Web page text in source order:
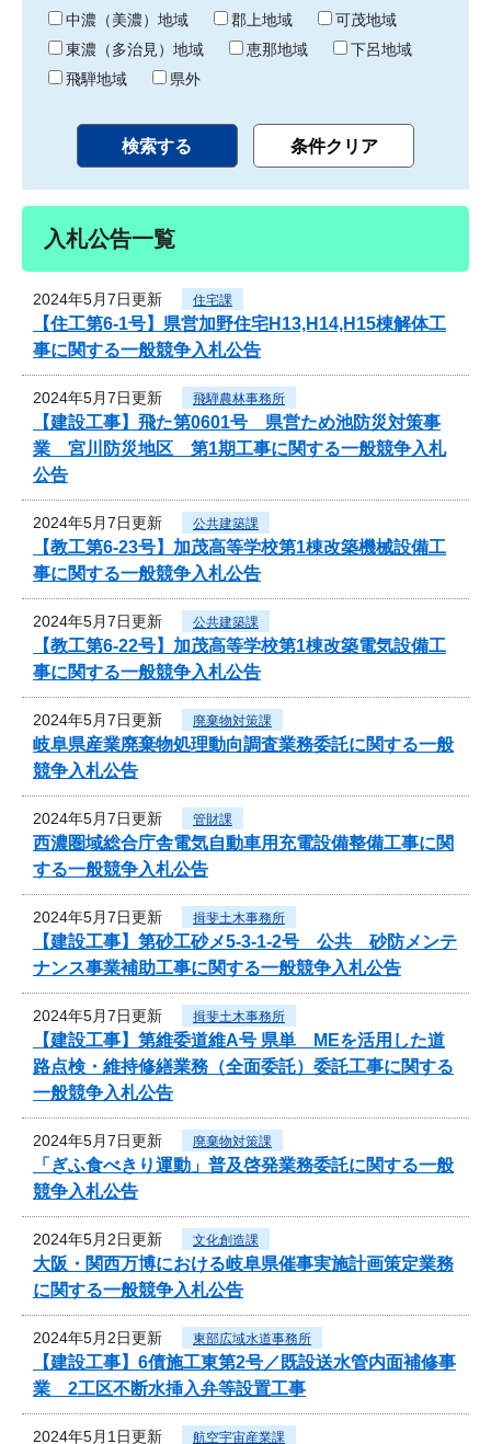
中濃（美濃）地域
郡上地域
可茂地域
東濃（多治見）地域
恵那地域
下呂地域
飛騨地域
県外
入札公告一覧
2024年5月7日更新 住宅課
【住工第6-1号】県営加野住宅H13,H14,H15棟解体工
事に関する一般競争入札公告
2024年5月7日更新 飛騨農林事務所
【建設工事】飛た第0601号 県営ため池防災対策事
業 宮川防災地区 第1期工事に関する一般競争入札
公告
2024年5月7日更新 公共建築課
【教工第6-23号】加茂高等学校第1棟改築機械設備工
事に関する一般競争入札公告
2024年5月7日更新 公共建築課
【教工第6-22号】加茂高等学校第1棟改築電気設備工
事に関する一般競争入札公告
2024年5月7日更新 廃棄物対策課
岐阜県産業廃棄物処理動向調査業務委託に関する一般
競争入札公告
2024年5月7日更新 管財課
西濃圏域総合庁舎電気自動車用充電設備整備工事に関
する一般競争入札公告
2024年5月7日更新 揖斐土木事務所
【建設工事】第砂工砂メ5-3-1-2号 公共 砂防メンテ
ナンス事業補助工事に関する一般競争入札公告
2024年5月7日更新 揖斐土木事務所
【建設工事】第維委道維A号 県単 MEを活用した道
路点検・維持修繕業務（全面委託）委託工事に関する
一般競争入札公告
2024年5月7日更新 廃棄物対策課
「ぎふ食べきり運動」普及啓発業務委託に関する一般
競争入札公告
2024年5月2日更新 文化創造課
大阪・関西万博における岐阜県催事実施計画策定業務
に関する一般競争入札公告
2024年5月2日更新 東部広域水道事務所
【建設工事】6債施工東第2号／既設送水管内面補修事
業 2工区不断水挿入弁等設置工事
2024年5月1日更新 航空宇宙産業課